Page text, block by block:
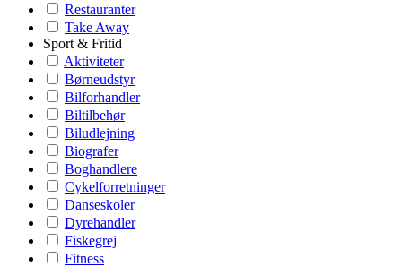
Restauranter
Take Away
Sport & Fritid
Aktiviteter
Børneudstyr
Bilforhandler
Biltilbehør
Biludlejning
Biografer
Boghandlere
Cykelforretninger
Danseskoler
Dyrehandler
Fiskegrej
Fitness